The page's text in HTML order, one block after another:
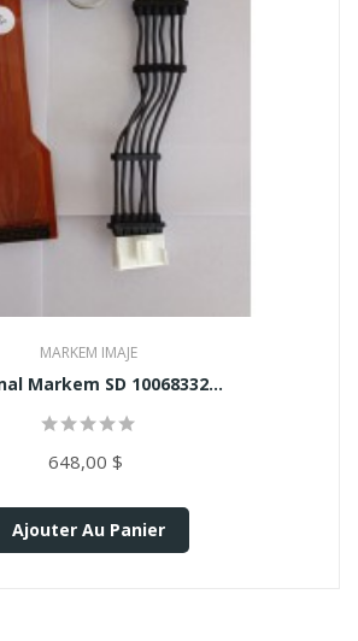
MARKEM IMAJE
Markem SD 10068332...
648,00 $
Ajouter Au Panier